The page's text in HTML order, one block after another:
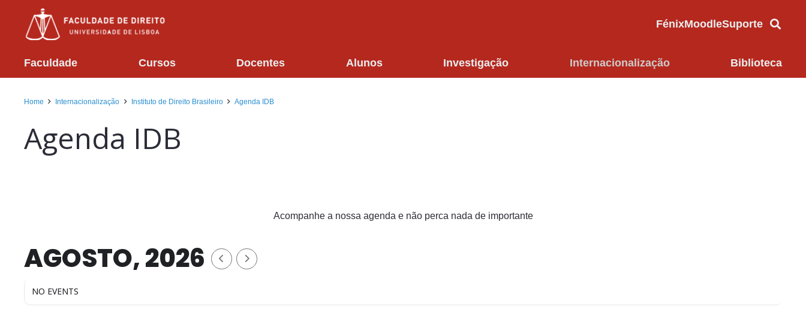
FénixMoodleSuporte
Faculdade Cursos Docentes Alunos Investigação Internacionalização Biblioteca
Home Internacionalização Instituto de Direito Brasileiro Agenda IDB
Agenda IDB
Acompanhe a nossa agenda e não perca nada de importante
AGOSTO, 2026
NO EVENTS